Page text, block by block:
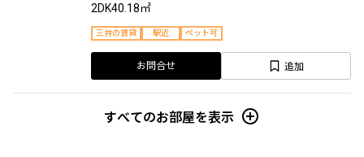
2DK40.18㎡
三井の賃貸 駅近 ペット可
お問合せ 追加
すべてのお部屋を表示